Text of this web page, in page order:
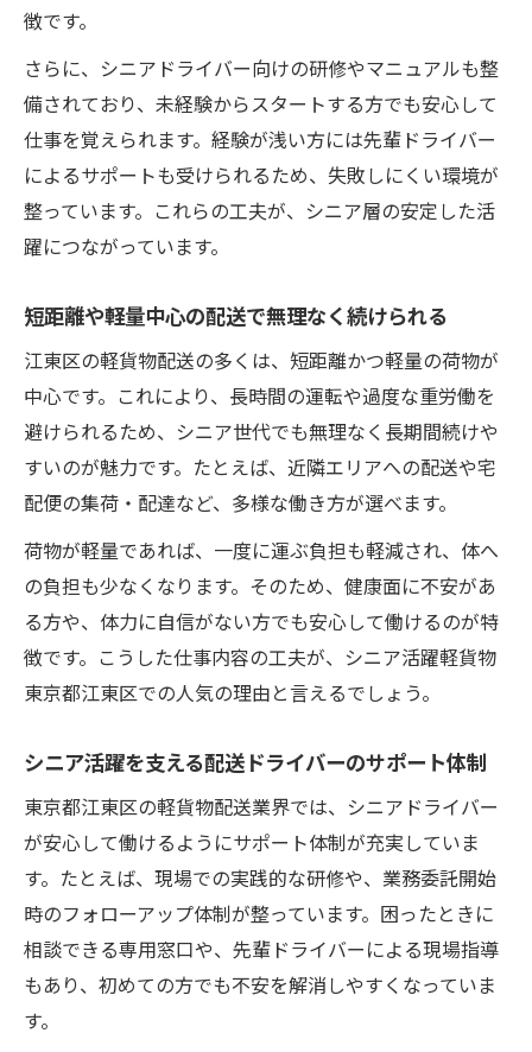
徴です。
さらに、シニアドライバー向けの研修やマニュアルも整
備されており、未経験からスタートする方でも安心して
仕事を覚えられます。経験が浅い方には先輩ドライバー
によるサポートも受けられるため、失敗しにくい環境が
整っています。これらの工夫が、シニア層の安定した活
躍につながっています。
短距離や軽量中心の配送で無理なく続けられる
江東区の軽貨物配送の多くは、短距離かつ軽量の荷物が
中心です。これにより、長時間の運転や過度な重労働を
避けられるため、シニア世代でも無理なく長期間続けや
すいのが魅力です。たとえば、近隣エリアへの配送や宅
配便の集荷・配達など、多様な働き方が選べます。
荷物が軽量であれば、一度に運ぶ負担も軽減され、体へ
の負担も少なくなります。そのため、健康面に不安があ
る方や、体力に自信がない方でも安心して働けるのが特
徴です。こうした仕事内容の工夫が、シニア活躍軽貨物
東京都江東区での人気の理由と言えるでしょう。
シニア活躍を支える配送ドライバーのサポート体制
東京都江東区の軽貨物配送業界では、シニアドライバー
が安心して働けるようにサポート体制が充実していま
す。たとえば、現場での実践的な研修や、業務委託開始
時のフォローアップ体制が整っています。困ったときに
相談できる専用窓口や、先輩ドライバーによる現場指導
もあり、初めての方でも不安を解消しやすくなっていま
す。